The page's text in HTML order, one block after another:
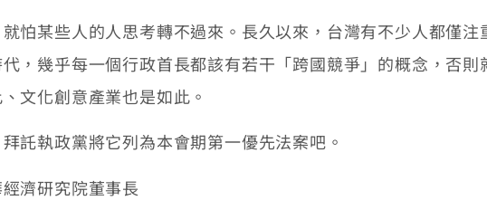
某些人的人思考轉不過來。長久以來，台灣有不少人都僅注
，幾乎每一個行政首長都該有若干「跨國競爭」的概念，否
文化創意產業也是如此。
執政黨將它列為本會期第一優先法案吧。
濟研究院董事長